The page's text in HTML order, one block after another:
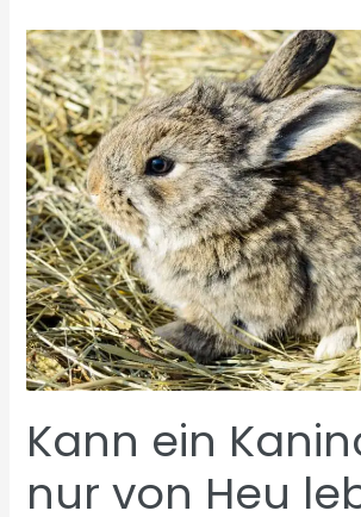
Kann ein
nur von Heu